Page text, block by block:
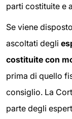
parti costituite e
Se viene
ascoltati degli
costituite con
prima di quello
consiglio. La
parte degli